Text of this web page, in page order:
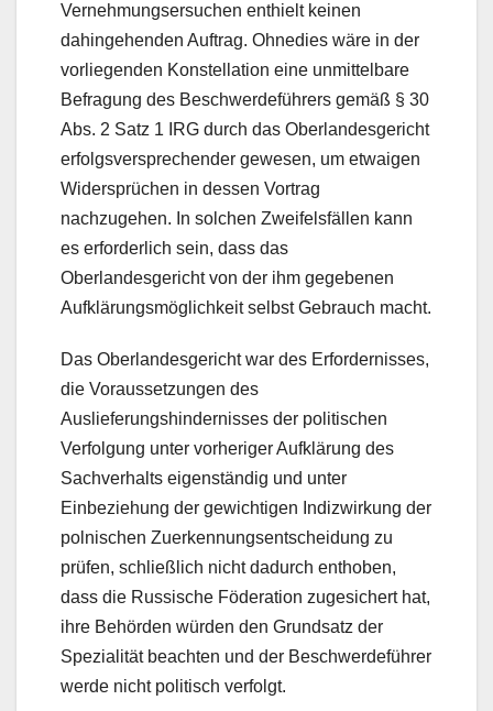
Vernehmungsersuchen enthielt keinen
dahingehenden Auftrag. Ohnedies wäre in der
vorliegenden Konstellation eine unmittelbare
Befragung des Beschwerdeführers gemäß § 30
Abs. 2 Satz 1 IRG durch das Oberlandesgericht
erfolgsversprechender gewesen, um etwaigen
Widersprüchen in dessen Vortrag
nachzugehen. In solchen Zweifelsfällen kann
es erforderlich sein, dass das
Oberlandesgericht von der ihm gegebenen
Aufklärungsmöglichkeit selbst Gebrauch macht.
Das Oberlandesgericht war des Erfordernisses,
die Voraussetzungen des
Auslieferungshindernisses der politischen
Verfolgung unter vorheriger Aufklärung des
Sachverhalts eigenständig und unter
Einbeziehung der gewichtigen Indizwirkung der
polnischen Zuerkennungsentscheidung zu
prüfen, schließlich nicht dadurch enthoben,
dass die Russische Föderation zugesichert hat,
ihre Behörden würden den Grundsatz der
Spezialität beachten und der Beschwerdeführer
werde nicht politisch verfolgt.